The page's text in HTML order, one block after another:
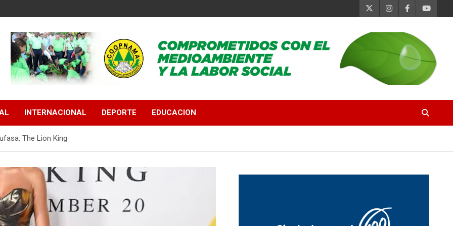
INTERNACIONAL DEPORTE EDUCACION
The Lion King